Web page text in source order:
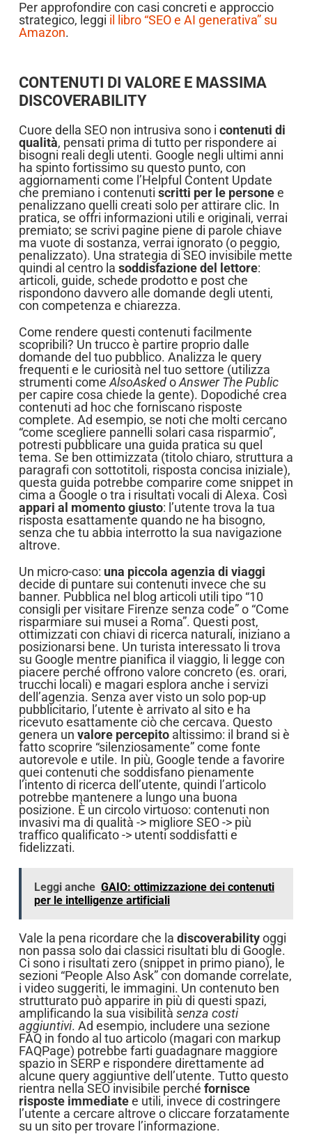
Per approfondire con casi concreti e approccio
strategico, leggi il libro “SEO e AI generativa” su
Amazon.
CONTENUTI DI VALORE E MASSIMA
DISCOVERABILITY
Cuore della SEO non intrusiva sono i contenuti di
qualità, pensati prima di tutto per rispondere ai
bisogni reali degli utenti. Google negli ultimi anni
ha spinto fortissimo su questo punto, con
aggiornamenti come l’Helpful Content Update
che premiano i contenuti scritti per le personee
penalizzano quelli creati solo per attirare clic. In
pratica, se offri informazioni utili e originali, verrai
premiato; se scrivi pagine piene di parole chiave
ma vuote di sostanza, verrai ignorato (o peggio,
penalizzato). Una strategia di SEO invisibile mette
quindi al centro la soddisfazione del lettore:
articoli, guide, schede prodotto e post che
rispondono davvero alle domande degli utenti,
con competenza e chiarezza.
Come rendere questi contenuti facilmente
scopribili? Un trucco è partire proprio dalle
domande del tuo pubblico. Analizza le query
frequenti e le curiosità nel tuo settore (utilizza
strumenti come AlsoAskedoAnswer The Public
per capire cosa chiede la gente). Dopodiché crea
contenuti ad hoc che forniscano risposte
complete. Ad esempio, se noti che molti cercano
“come scegliere pannelli solari casa risparmio”,
potresti pubblicare una guida pratica su quel
tema. Se ben ottimizzata (titolo chiaro, struttura a
paragrafi con sottotitoli, risposta concisa iniziale),
questa guida potrebbe comparire come snippet in
cima a Google o tra i risultati vocali di Alexa. Così
appari al momento giusto: l’utente trova la tua
risposta esattamente quando ne ha bisogno,
senza che tu abbia interrotto la sua navigazione
altrove.
Un micro-caso: una piccola agenzia di viaggi
decide di puntare sui contenuti invece che su
banner. Pubblica nel blog articoli utili tipo “10
consigli per visitare Firenze senza code” o “Come
risparmiare sui musei a Roma”. Questi post,
ottimizzati con chiavi di ricerca naturali, iniziano a
posizionarsi bene. Un turista interessato li trova
su Google mentre pianifica il viaggio, li legge con
piacere perché offrono valore concreto (es. orari,
trucchi locali) e magari esplora anche i servizi
dell’agenzia. Senza aver visto un solo pop-up
pubblicitario, l’utente è arrivato al sito e ha
ricevuto esattamente ciò che cercava. Questo
genera un valore percepitoaltissimo: il brand si è
fatto scoprire “silenziosamente” come fonte
autorevole e utile. In più, Google tende a favorire
quei contenuti che soddisfano pienamente
l’intento di ricerca dell’utente, quindi l’articolo
potrebbe mantenere a lungo una buona
posizione. È un circolo virtuoso: contenuti non
invasivi ma di qualità -> migliore SEO -> più
traffico qualificato -> utenti soddisfatti e
fidelizzati.
Leggi anche GAIO: ottimizzazione dei contenuti
per le intelligenze artificiali
Vale la pena ricordare che la discoverabilityoggi
non passa solo dai classici risultati blu di Google.
Ci sono i risultati zero (snippet in primo piano), le
sezioni “People Also Ask” con domande correlate,
i video suggeriti, le immagini. Un contenuto ben
strutturato può apparire in più di questi spazi,
amplificando la sua visibilità senza costi
aggiuntivi. Ad esempio, includere una sezione
FAQ in fondo al tuo articolo (magari con markup
FAQPage) potrebbe farti guadagnare maggiore
spazio in SERP e rispondere direttamente ad
alcune query aggiuntive dell’utente. Tutto questo
rientra nella SEO invisibile perché fornisce
risposte immediatee utili, invece di costringere
l’utente a cercare altrove o cliccare forzatamente
su un sito per trovare l’informazione.